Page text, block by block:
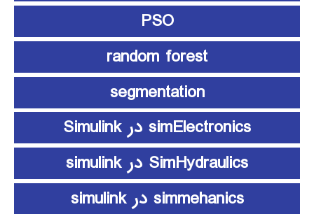
PSO
random forest
segmentation
simElectronics در Simulink
SimHydraulics در simulink
simmehanics در simulink